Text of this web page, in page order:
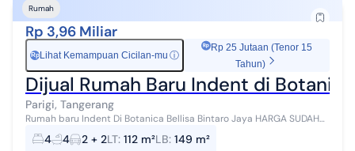
Rumah
Rp 3,96 Miliar
Rp Lihat Kemampuan Cicilan-mu ⓘ
Rp 25 Jutaan (Tenor 15
Tahun)
Dijual Rumah Baru Indent di
Parigi, Tangerang
Rumah baru Indent Di Botanica Bellisa Bintaro Jaya HARGA SUDAH
TERMASUK BIAYA-BIAYA Lebar 7 LT.112 , LB. 149 KT. 4+, KM. 4+1 2 Lantai
Garasi, Carp...
4 4 2 + 2LT: 112 m²LB: 149 m²